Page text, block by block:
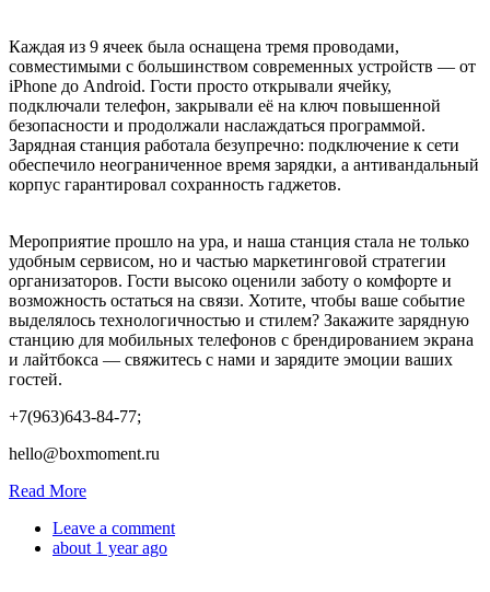
Каждая из 9 ячеек была оснащена тремя проводами,
совместимыми с большинством современных устройств — от
iPhone до Android. Гости просто открывали ячейку,
подключали телефон, закрывали её на ключ повышенной
безопасности и продолжали наслаждаться программой.
Зарядная станция работала безупречно: подключение к сети
обеспечило неограниченное время зарядки, а антивандальный
корпус гарантировал сохранность гаджетов.
Мероприятие прошло на ура, и наша станция стала не только
удобным сервисом, но и частью маркетинговой стратегии
организаторов. Гости высоко оценили заботу о комфорте и
возможность остаться на связи. Хотите, чтобы ваше событие
выделялось технологичностью и стилем? Закажите зарядную
станцию для мобильных телефонов с брендированием экрана
и лайтбокса — свяжитесь с нами и зарядите эмоции ваших
гостей.
+7(963)643-84-77;
hello@boxmoment.ru
Read More
Leave a comment
about 1 year ago